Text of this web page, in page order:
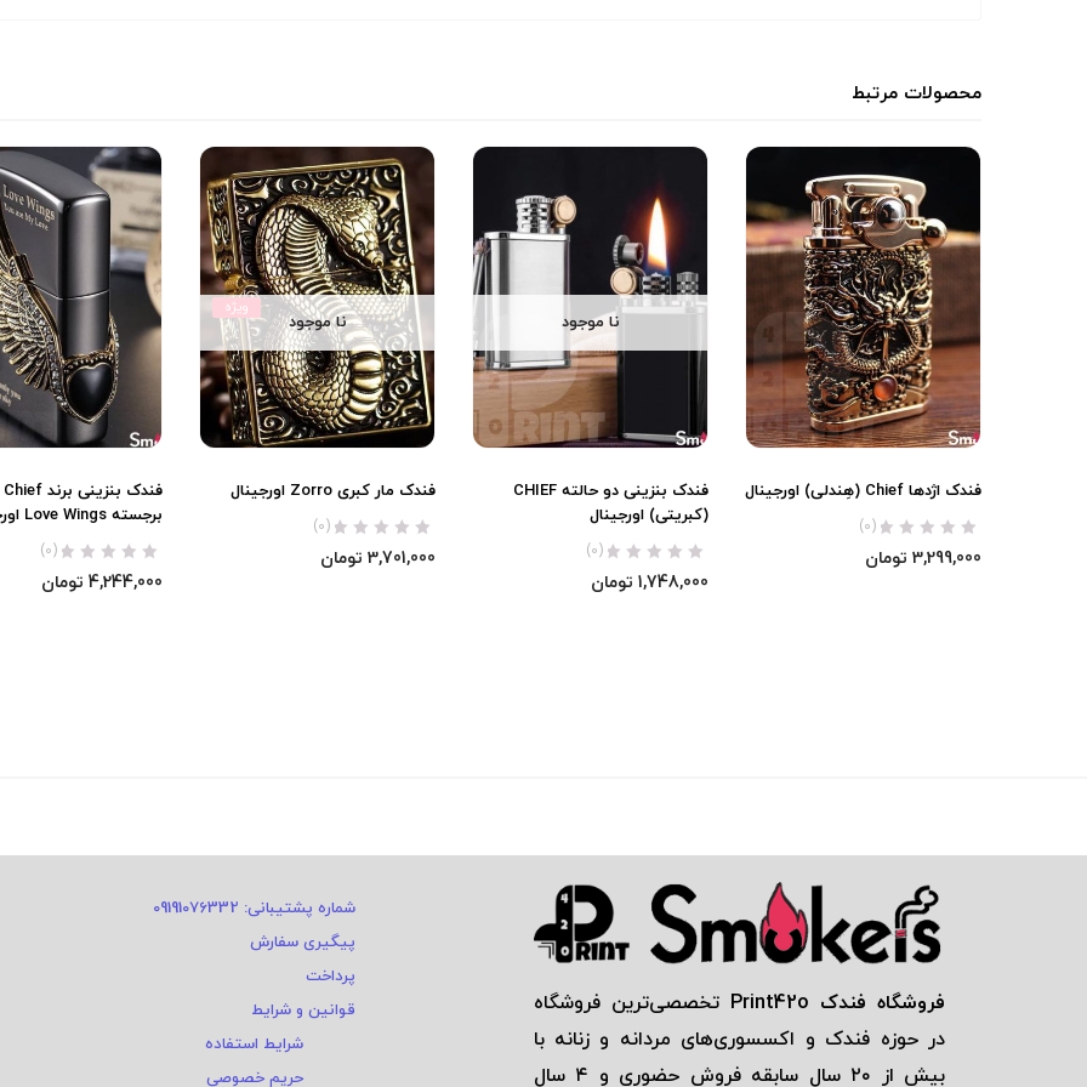
محصولات مرتبط
فندک اژدها Chief (هِندلی) اورجینال
(0)
3,299,000 تومان
نا موجود
فندک بنزینی دو حالته CHIEF
(کبریتی) اورجینال
(0)
1,748,000 تومان
ویژه
نا موجود
فندک مار کبری Zorro اورجینال
(0)
3,701,000 تومان
برجسته Love Wings اورجینال
(0)
4,244,000 تومان
فروشگاه فندک Print42o
تخصصی‌ترين فروشگاه
در حوزه فندک و اكسسوری‌های مردانه و زنانه با
بيش از ٢٠ سال سابقه فروش حضوری و ٤ سال
شماره پشتیبانی: 09191076332
پیگیری سفارش
پرداخت
قوانین و شرایط
شرایط استفاده
حریم خصوصی